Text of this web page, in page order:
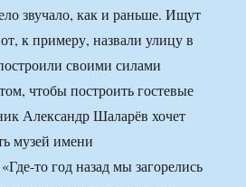
звучало, как и раньше. Ищут
к примеру, назвали улицу в
своими силами
чтобы построить гостевые
Александр Шаларёв хочет
музей имени
то год назад мы загорелись